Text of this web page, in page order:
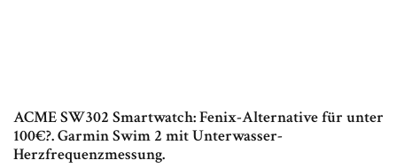
ACME SW302 Smartwatch: Fenix-Alternative für unter
100€?. Garmin Swim 2 mit Unterwasser-
Herzfrequenzmessung.